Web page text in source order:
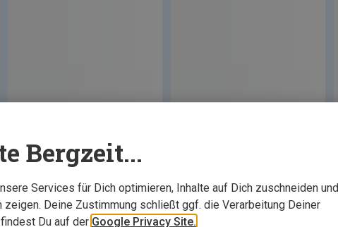
Bergzeit...
Services für Dich optimieren, Inhalte auf Dich zuschneiden und
Deine Zustimmung schließt ggf. die Verarbeitung Deiner
findest Du auf der Google Privacy Site.